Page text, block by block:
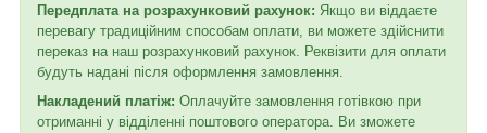
Передплата на розрахунковий рахунок: Якщо ви віддаєте
перевагу традиційним способам оплати, ви можете здійснити
переказ на наш розрахунковий рахунок. Реквізити для оплати
будуть надані після оформлення замовлення.
Накладений платіж: Оплачуйте замовлення готівкою при
отриманні у відділенні поштового оператора. Ви зможете